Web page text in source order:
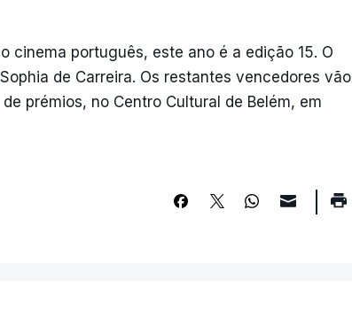
cinema português, este ano é a edição 15. O
de Carreira. Os restantes vencedores vão
prémios, no Centro Cultural de Belém, em